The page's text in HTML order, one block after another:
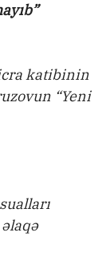
icra katibinin
“Yeni